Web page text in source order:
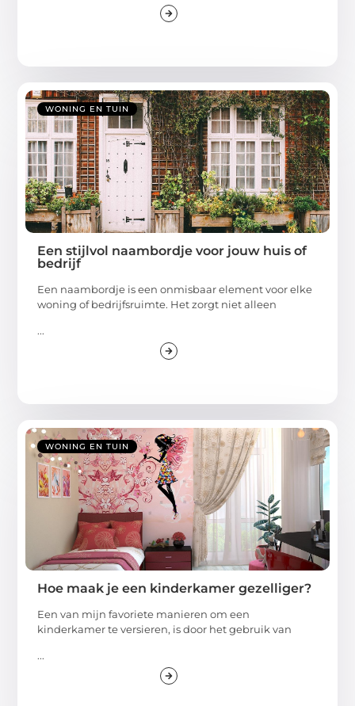
WONING EN TUIN
Een stijlvol naambordje voor jouw huis of
bedrijf
Een naambordje is een onmisbaar element voor elke
woning of bedrijfsruimte. Het zorgt niet alleen
...
WONING EN TUIN
Hoe maak je een kinderkamer gezelliger?
Een van mijn favoriete manieren om een
kinderkamer te versieren, is door het gebruik van
...